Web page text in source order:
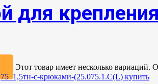
для
Этот товар имеет несколько